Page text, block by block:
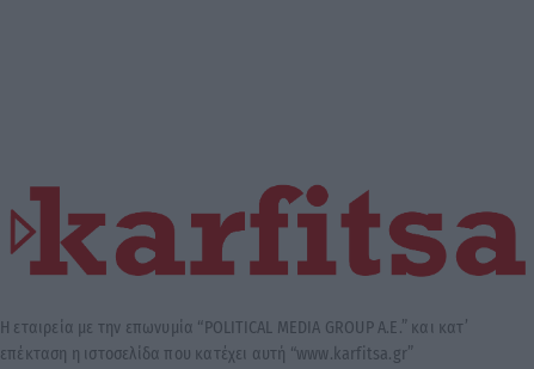
Η εταιρεία με την επωνυμία “POLITICAL MEDIA GROUP A.E.” και κατ’
επέκταση η ιστοσελίδα που κατέχει αυτή “www.karfitsa.gr”